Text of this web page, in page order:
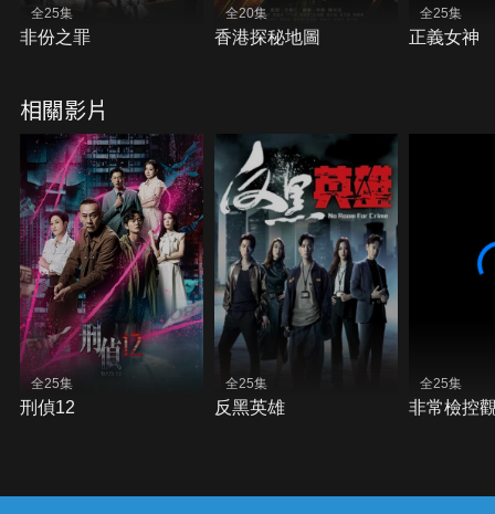
全25集
非份之罪
全20集
香港探秘地圖
全25集
正義女神
相關影片
全25集
刑偵12
全25集
反黑英雄
全25集
非常檢控